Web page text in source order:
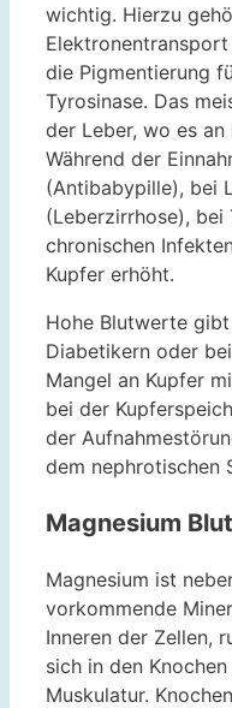
wichtig. Hierzu
die Pigmentierung
Tyrosinase. Das
der Leber, wo es
Während der
(Antibabypille), bei
(Leberzirrhose), bei
chronischen
Kupfer erhöht.
Hohe Blutwerte
Diabetikern oder
Mangel an Kupfer
bei der
der
dem nephrotischen
Magnesium
Magnesium ist
vorkommende
Inneren der Zellen,
sich in den
Muskulatur.